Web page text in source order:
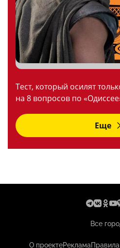
Тест, который осилят
на 8 вопросов по
Еще
Все
О проектеРеклама